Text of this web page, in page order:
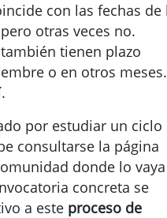
con las fechas de
otras veces no.
tienen plazo
o en otros meses.
por estudiar un ciclo
consultarse la página
donde lo
concreta se
a este proceso de